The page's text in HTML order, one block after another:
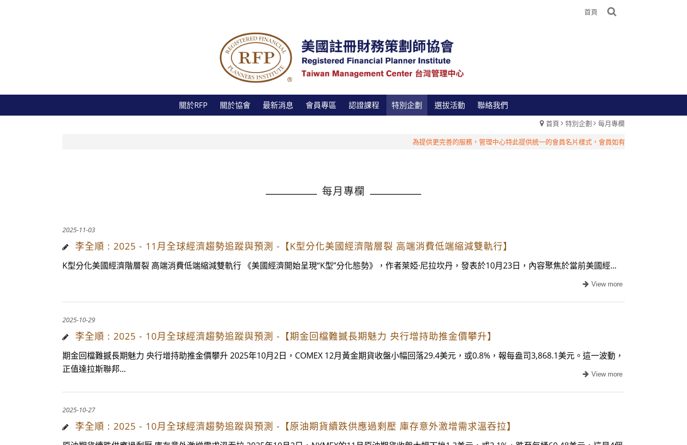
首頁
關於RFP 關於協會 最新消息 會員專區 認證課程 特別企劃 選拔活動 聯絡我們
首頁 特別企劃
每月專欄
為提供更完善的服務，管理中心特此提供統一的會員名片樣式，會員如有相關需求，請洽台灣管理
每月專欄
2025-11-03
李全順 : 2025 - 11月全球經濟趨勢追蹤與預測 -【K型分化美國經濟階層裂 高端消費低端縮減雙軌行】
K型分化美國經濟階層裂 高端消費低端縮減雙軌行 《美國經濟開始呈現“K型”分化態勢》，作者萊婭·尼拉坎丹，發表於10月23日，內容聚焦於當前美國經...
2025-10-29
李全順 : 2025 - 10月全球經濟趨勢追蹤與預測 -【期金回檔難撼長期魅力 央行增持助推金價攀升】
期金回檔難撼長期魅力 央行增持助推金價攀升 2025年10月2日，COMEX 12月黃金期貨收盤小幅回落29.4美元，或0.8%，報每盎司3,868.1美元。這一波動，
正值達拉斯聯邦...
2025-10-27
李全順 : 2025 - 10月全球經濟趨勢追蹤與預測 -【原油期貨續跌供應過剩壓 庫存意外激增需求溫吞拉】